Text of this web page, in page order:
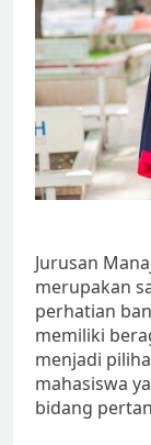
Jurusan
merupakan
perhatian
memiliki
menjadi
mahasiswa
bidang